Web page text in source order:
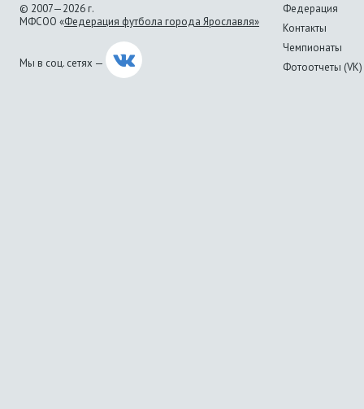
© 2007—2026 г.
МФСОО «Федерация футбола города Ярославля»
Мы в соц. сетях —
Федерация
Контакты
Чемпионаты
Фотоотчеты (VK)